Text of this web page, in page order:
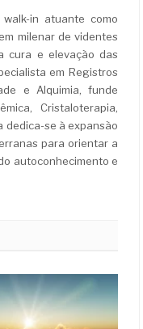
in atuante como
milenar de videntes
cura e elevação das
em Registros
e Alquimia, funde
Cristaloterapia,
dedica-se à expansão
para orientar a
autoconhecimento e